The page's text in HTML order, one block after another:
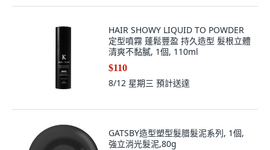
HAIR SHOWY LIQUID TO POWDER
定型噴霧 蓬鬆豐盈 持久造型 髮根立體
清爽不黏膩, 1個, 110ml
$110
8/12 星期三 預計送達
GATSBY造型塑型髮腊髮泥系列, 1個,
強立消光髮泥,80g